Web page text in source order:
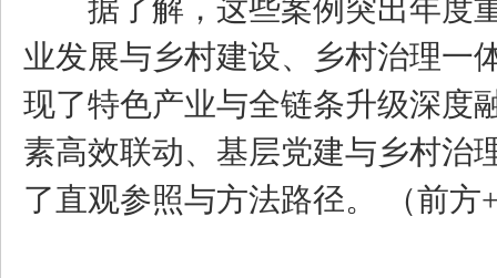
据了解，这些案例突出年度重
业发展与乡村建设、乡村治理一
现了特色产业与全链条升级深度
素高效联动、基层党建与乡村治
了直观参照与方法路径。 （前